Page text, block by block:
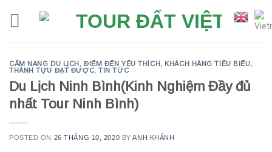
CẨM NANG DU LỊCH,ĐIỂM ĐẾN YÊU THÍCH, KHÁCH HÀNG TIÊU BIỂU,
THÀNH TỰU ĐẠT ĐƯỢC,TIN TỨC
Du Lịch Ninh Bình(Kinh Nghiệm Đầy đủ
nhất Tour Ninh Bình)
POSTED ON 26 THÁNG 10, 2020 BYANH KHÁNH